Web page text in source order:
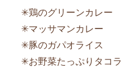
✳︎鶏のグリーンカレー
✳︎マッサマンカレー
✳︎豚のガパオライス
✳︎お野菜たっぷりタコ